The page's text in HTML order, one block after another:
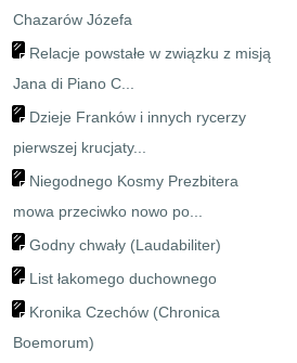
Chazarów Józefa
Relacje powstałe w związku z misją
Jana di Piano C...
Dzieje Franków i innych rycerzy
pierwszej krucjaty...
Niegodnego Kosmy Prezbitera
mowa przeciwko nowo po...
Godny chwały (Laudabiliter)
List łakomego duchownego
Kronika Czechów (Chronica
Boemorum)